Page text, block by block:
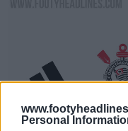
Personal